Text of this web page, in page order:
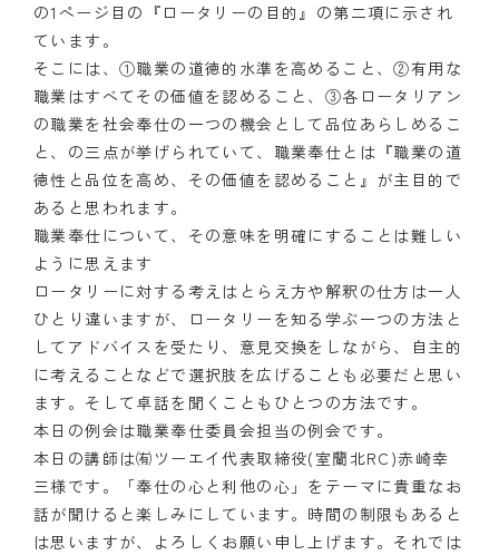
の1ページ目の『ロータリーの目的』の第二項に示され
ています。
そこには、①職業の道徳的水準を高めること、②有用な
職業はすべてその価値を認めること、③各ロータリアン
の職業を社会奉仕の一つの機会として品位あらしめるこ
と、の三点が挙げられていて、職業奉仕とは『職業の道
徳性と品位を高め、その価値を認めること』が主目的で
あると思われます。
職業奉仕について、その意味を明確にすることは難しい
ように思えます
ロータリーに対する考えはとらえ方や解釈の仕方は一人
ひとり違いますが、ロータリーを知る学ぶ一つの方法と
してアドバイスを受たり、意見交換をしながら、自主的
に考えることなどで選択肢を広げることも必要だと思い
ます。そして卓話を聞くこともひとつの方法です。
本日の例会は職業奉仕委員会担当の例会です。
本日の講師は㈲ツーエイ代表取締役(室蘭北RC)赤崎幸
三様です。「奉仕の心と利他の心」をテーマに貴重なお
話が聞けると楽しみにしています。時間の制限もあると
は思いますが、よろしくお願い申し上げます。それでは